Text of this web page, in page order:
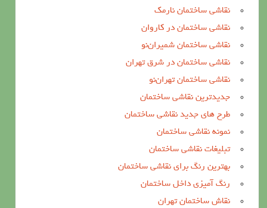
نقاشی ساختمان نارمک
نقاشی ساختمان در کاروان
نقاشی ساختمان شمیران‌نو
نقاشی ساختمان در شرق تهران
نقاشی ساختمان تهران‌نو
جدیدترین نقاشی ساختمان
طرح های جدید نقاشی ساختمان
نمونه نقاشی ساختمان
تبلیغات نقاشی ساختمان
بهترین رنگ برای نقاشی ساختمان
رنگ آمیزی داخل ساختمان
نقاش ساختمان تهران